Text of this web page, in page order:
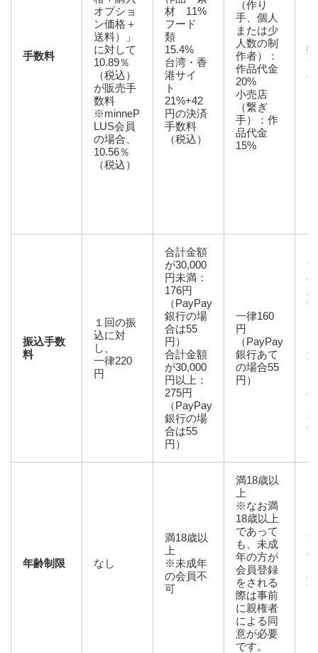
手数料
オプショ
ン価格＋
送料）」
に対して
10.89％
（税込）
が販売手
数料
※minneP
LUS会員
の場合、
10.56％
（税込）
材 11%
フード
類
15.4%
台湾・香
港サイ
ト
21%+42
円の決済
手数料
（税込）
（作り
手、個人
または少
人数の制
作者）：
作品代金
20%
小売店
（繋ぎ
手）：作
品代金
15%
振込手数
料
１回の振
込に対
し、
一律220
円
合計金額
が30,000
円未満：
176円
（PayPay
銀行の場
合は55
円）
合計金額
が30,000
円以上：
275円
（PayPay
銀行の場
合は55
円）
一律160
円
（PayPay
銀行あて
の場合55
円）
下
年齢制限 なし
満18歳以
上
※未成年
の会員不
可
満18歳以
上
※なお満
18歳以上
であって
も、未成
年の方が
会員登録
をされる
際は事前
に親権者
による同
意が必要
です。
可